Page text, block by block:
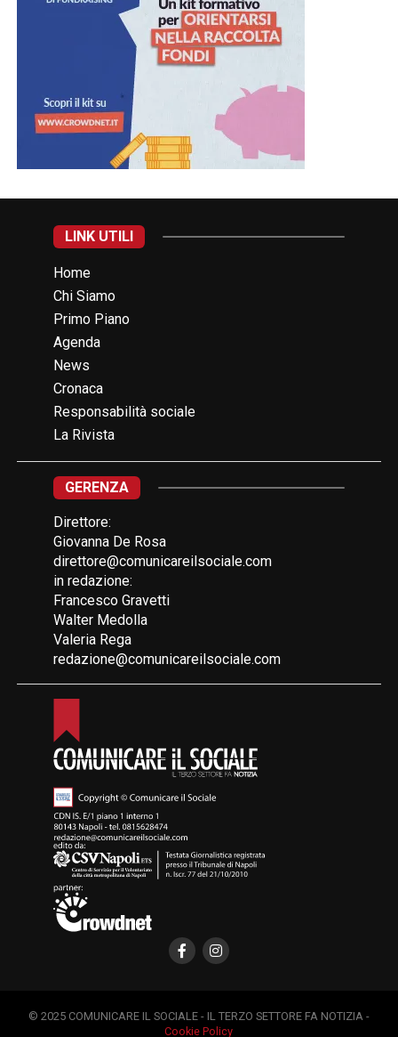
LINK UTILI
Home
Chi Siamo
Primo Piano
Agenda
News
Cronaca
Responsabilità sociale
La Rivista
GERENZA
Direttore:
Giovanna De Rosa
direttore@comunicareilsociale.com
in redazione:
Francesco Gravetti
Walter Medolla
Valeria Rega
redazione@comunicareilsociale.com
© 2025 COMUNICARE IL SOCIALE - IL TERZO SETTORE FA NOTIZIA -
Cookie Policy